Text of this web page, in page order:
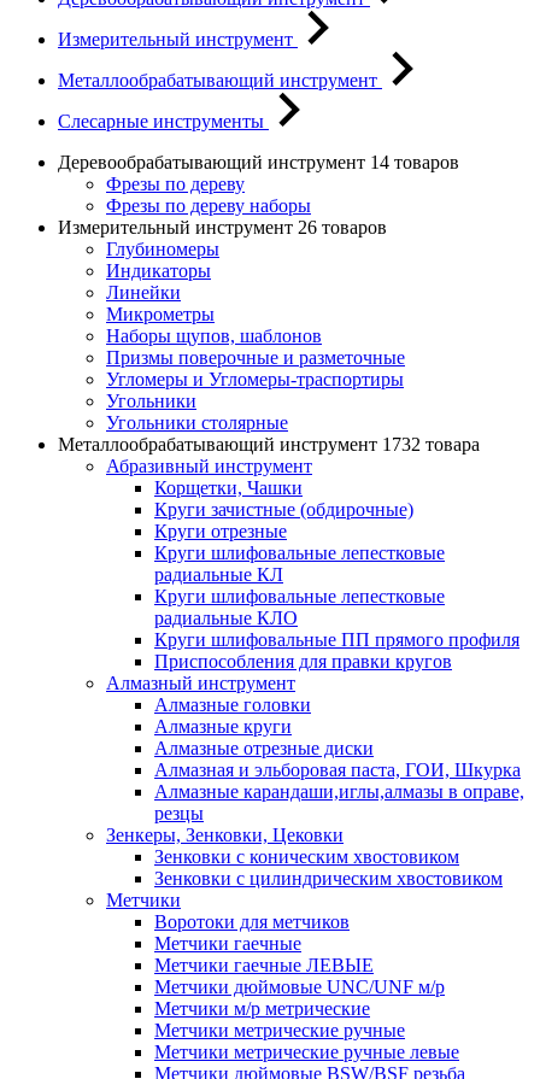
Измерительный инструмент
Металлообрабатывающий инструмент
Слесарные инструменты
Деревообрабатывающий инструмент 14 товаров
Фрезы по дереву
Фрезы по дереву наборы
Измерительный инструмент 26 товаров
Глубиномеры
Индикаторы
Линейки
Микрометры
Наборы щупов, шаблонов
Призмы поверочные и разметочные
Угломеры и Угломеры-траспортиры
Угольники
Угольники столярные
Металлообрабатывающий инструмент 1732 товара
Абразивный инструмент
Корщетки, Чашки
Круги зачистные (обдирочные)
Круги отрезные
Круги шлифовальные лепестковые
радиальные КЛ
Круги шлифовальные лепестковые
радиальные КЛО
Круги шлифовальные ПП прямого профиля
Приспособления для правки кругов
Алмазный инструмент
Алмазные головки
Алмазные круги
Алмазные отрезные диски
Алмазная и эльборовая паста, ГОИ, Шкурка
Алмазные карандаши,иглы,алмазы в оправе,
резцы
Зенкеры, Зенковки, Цековки
Зенковки с коническим хвостовиком
Зенковки с цилиндрическим хвостовиком
Метчики
Воротоки для метчиков
Метчики гаечные
Метчики гаечные ЛЕВЫЕ
Метчики дюймовые UNC/UNF м/р
Метчики м/р метрические
Метчики метрические ручные
Метчики метрические ручные левые
Метчики дюймовые BSW/BSF резьба